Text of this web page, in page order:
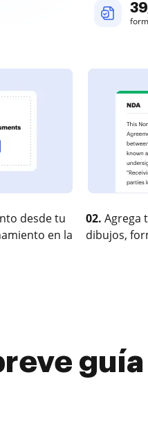
desde tu
en la
02. Agrega
dibujos,